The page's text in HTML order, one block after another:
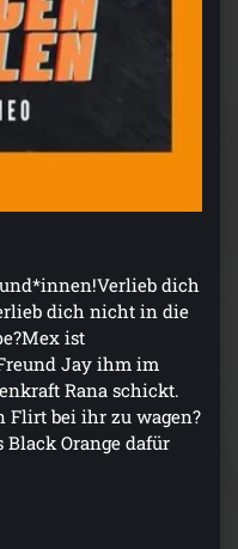
dich
dich nicht in die
ist
Jay ihm im
Rana schickt.
Flirt bei ihr zu wagen?
Orange dafür